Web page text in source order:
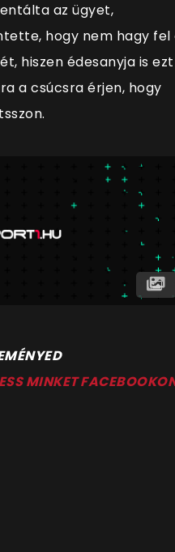
az ügyet,
hogy nem hagy fel
hiszen édesanyja is ezt
a csúcsra érjen, hogy
MINKET